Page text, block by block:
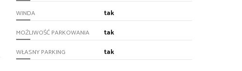
WINDA tak
MOŻLIWOŚĆ PARKOWANIA tak
WŁASNY PARKING tak